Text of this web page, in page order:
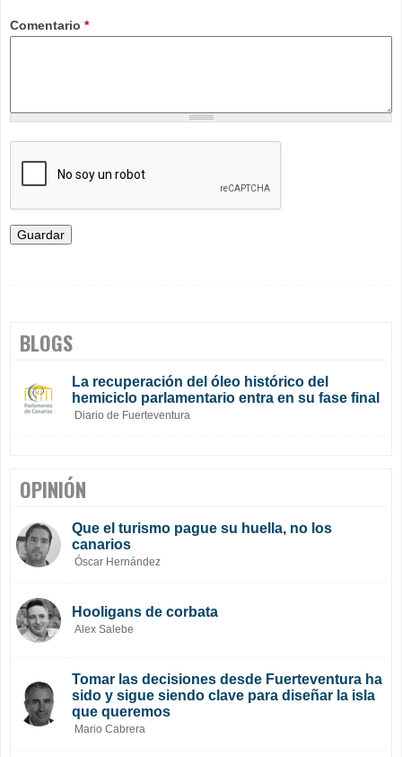
Comentario *
BLOGS
La recuperación del óleo histórico del
hemiciclo parlamentario entra en su fase final
Diario de Fuerteventura
OPINIÓN
Que el turismo pague su huella, no los
canarios
Óscar Hernández
Hooligans de corbata
Alex Salebe
Tomar las decisiones desde Fuerteventura ha
sido y sigue siendo clave para diseñar la isla
que queremos
Mario Cabrera